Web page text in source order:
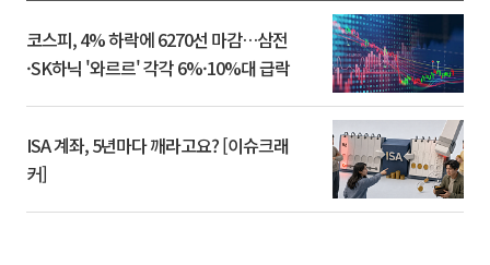
코스피, 4% 하락에 6270선 마감…삼전
·SK하닉 '와르르' 각각 6%·10%대 급락
ISA 계좌, 5년마다 깨라고요? [이슈크래
커]